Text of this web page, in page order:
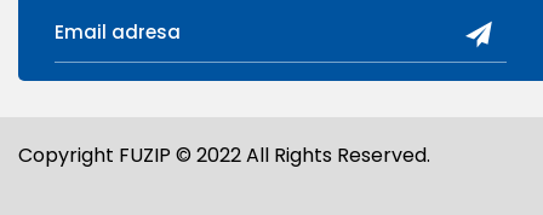
Copyright FUZIP © 2022 All Rights Reserved.